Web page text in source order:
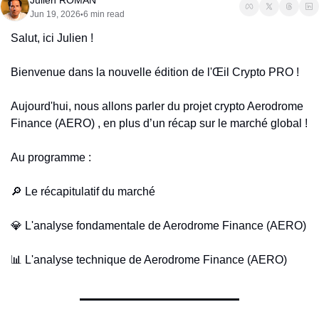
Jun 19, 2026•6 min read
Salut, ici Julien !
Bienvenue dans la nouvelle édition de l'Œil Crypto PRO !
Aujourd'hui, nous allons parler du projet crypto Aerodrome
Finance (AERO) , en plus d’un récap sur le marché global !
Au programme :
🔎 Le récapitulatif du marché
💎 L'analyse fondamentale de Aerodrome Finance (AERO)
📊 L'analyse technique de Aerodrome Finance (AERO)